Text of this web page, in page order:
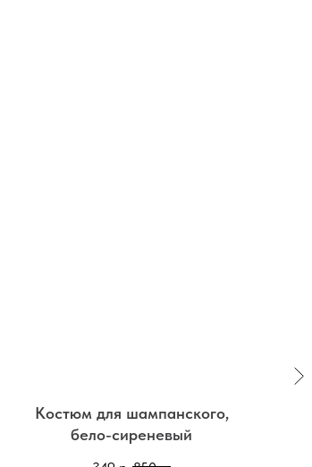
Костюм для шампанского,
бело-сиреневый